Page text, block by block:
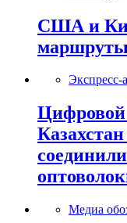
США и
Экспресс-
Цифровой
Медиа